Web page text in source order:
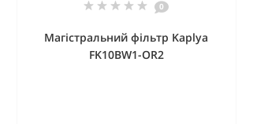
0
Магістральний фільтр Kaplya
FK10BW1-OR2